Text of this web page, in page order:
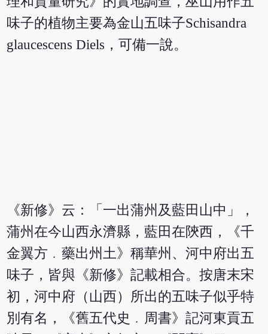
味子的植物主要為金山五味子Schisandra
glaucescens Diels，可備一說。
《新修》云：「一出蒲州及藍田山中」，
蒲州在今山西永濟縣，藍田在陝西，《千
金翼方﹒藥出州土》稱華州、河中府出五
味子，皆與《新修》記載相合。按唐末宋
初，河中府（山西）所出的五味子似乎特
別有名，《舊五代史﹒周書》記河東貢五